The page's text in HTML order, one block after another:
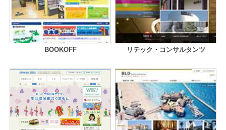
BOOKOFF リテック・コンサルタンツ